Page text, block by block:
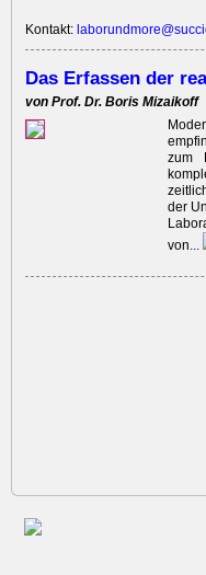
Kontakt:
Das Erfassen der
von Prof. Dr. Boris Mizaikoff
zum
der
von...